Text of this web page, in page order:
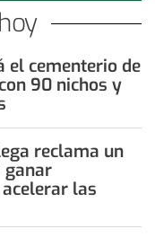
el cementerio de
90 nichos y
reclama un
ganar
las